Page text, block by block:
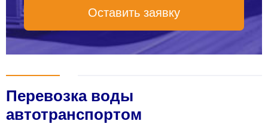
Оставить заявку
Перевозка воды
автотранспортом